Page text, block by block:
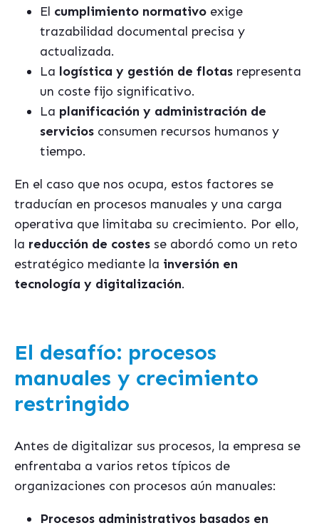
El cumplimiento normativo exige
trazabilidad documental precisa y
actualizada.
La logística y gestión de flotas representa
un coste fijo significativo.
La planificación y administración de
servicios consumen recursos humanos y
tiempo.
En el caso que nos ocupa, estos factores se
traducían en procesos manuales y una carga
operativa que limitaba su crecimiento. Por ello,
la reducción de costes se abordó como un reto
estratégico mediante la inversión en
tecnología y digitalización.
El desafío: procesos
manuales y crecimiento
restringido
Antes de digitalizar sus procesos, la empresa se
enfrentaba a varios retos típicos de
organizaciones con procesos aún manuales:
Procesos administrativos basados en